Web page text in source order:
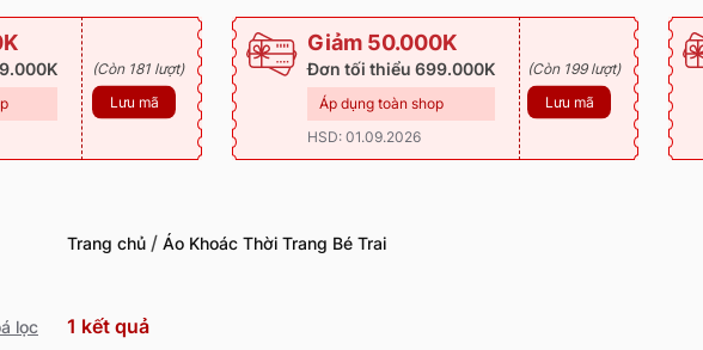
(Còn 181 lượt)
Lưu mã
Giảm 50.000K
Đơn tối thiểu 699.000K
Áp dụng toàn shop
HSD: 01.09.2026
(Còn 199 lượt)
Lưu mã
Trang chủ / Áo Khoác Thời Trang Bé Trai
lọc 1 kết quả